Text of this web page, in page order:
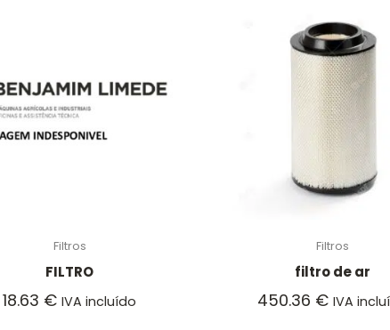
Filtros
FILTRO
18.63 € IVA incluído
Filtros
filtro de ar
450.36 € IVA